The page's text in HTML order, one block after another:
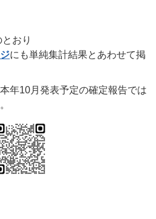
とおり
にも単純集計結果とあわせて掲
年10月発表予定の確定報告では